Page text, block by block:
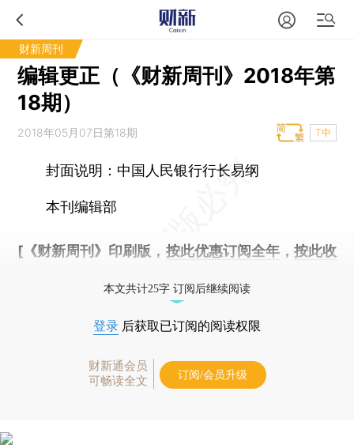
财新周刊
编辑更正（《财新周刊》2018年第
18期）
2018年05月07日第18期 T中
封面说明：中国人民银行行长易纲
本刊编辑部
[《财新周刊》印刷版， 按此优惠订阅全年， 按此收
本文共计25字 订阅后继续阅读
登录 后获取已订阅的阅读权限
财新通会员
可畅读全文
订阅/会员升级